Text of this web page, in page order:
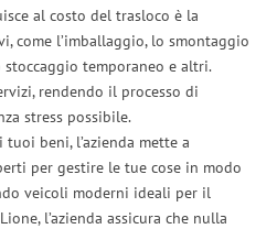
al costo del trasloco è la
come l’imballaggio, lo smontaggio
temporaneo e altri.
rendendo il processo di
stress possibile.
beni, l’azienda mette a
per gestire le tue cose in modo
veicoli moderni ideali per il
l’azienda assicura che nulla